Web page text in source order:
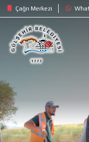
Çağrı Merkezi